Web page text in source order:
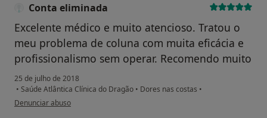
Conta eliminada
Excelente médico e muito atencioso. Tratou o
meu problema de coluna com muita eficácia e
profissionalismo sem operar. Recomendo muito
25 de julho de 2018
• Saúde Atlântica Clínica do Dragão • Dores nas costas •
na opinião do utilizador Conta eliminada
Denunciar abuso